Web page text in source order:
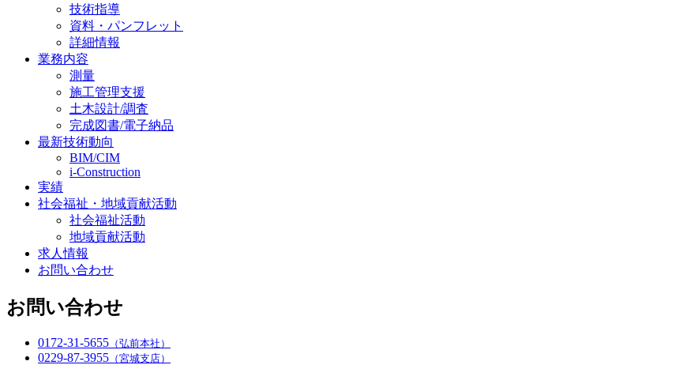
技術指導
資料・パンフレット
詳細情報
業務内容
測量
施工管理支援
土木設計/調査
完成図書/電子納品
最新技術動向
BIM/CIM
i-Construction
実績
社会福祉・地域貢献活動
社会福祉活動
地域貢献活動
求人情報
お問い合わせ
お問い合わせ
0172-31-5655 （弘前本社）
0229-87-3955 （宮城支店）